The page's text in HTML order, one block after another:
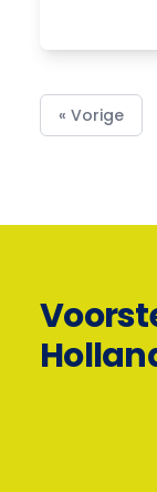
« Vorige